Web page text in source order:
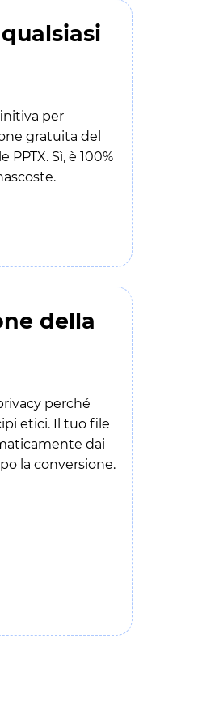
per
gratuita del
Sì, è 100%
della
perché
etici. Il tuo file
dai
la conversione.